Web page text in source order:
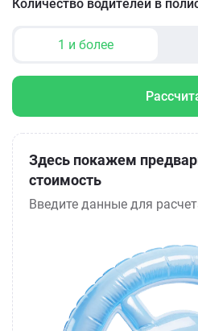
Количество водителей в
1 и более
Здесь покажем
стоимость
Введите данные для